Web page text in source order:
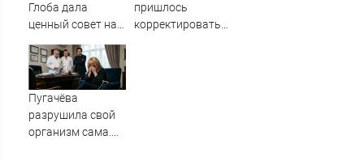
Глоба дала
ценный совет на
добрый настрой,
который снизит
риск
пришлось
корректировать
Пугачёва
разрушила свой
организм сама.